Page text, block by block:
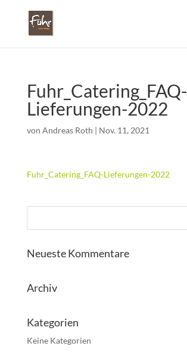
Fuhr_Catering_FAQ-
Lieferungen-2022
von Andreas Roth | Nov. 11, 2021
Fuhr_Catering_FAQ-Lieferungen-2022
Neueste Kommentare
Archiv
Kategorien
Keine Kategorien